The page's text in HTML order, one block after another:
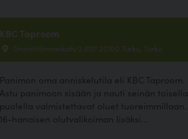
KBC Taproom
Graniittilinnankatu 2 K117 20100 Turku, Turku
Panimon oma anniskelutila eli KBC Taproom.
Astu panimoon sisään ja nauti seinän toisella
puolella valmistettavat oluet tuoreimmillaan.
16-hanaisen olutvalikoiman lisäksi...